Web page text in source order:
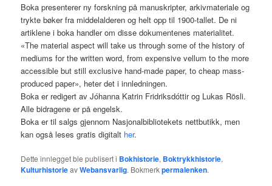
Boka presenterer ny forskning på manuskripter, arkivmateriale og
trykte bøker fra middelalderen og helt opp til 1900-tallet. De ni
artiklene i boka handler om disse dokumentenes materialitet.
«The material aspect will take us through some of the history of
mediums for the written word, from expensive vellum to the more
accessible but still exclusive hand-made paper, to cheap mass-
produced paper», heter det i innledningen.
Boka er redigert av Jóhanna Katrin Fridriksdóttir og Lukas Rösli.
Alle bidragene er på engelsk.
Boka er til salgs gjennom Nasjonalbibliotekets nettbutikk, men
kan også leses gratis digitalt her.
Dette innlegget ble publisert i Bokhistorie, Boktrykkhistorie,
KulturhistorieavWebansvarlig. Bokmerkpermalenken.